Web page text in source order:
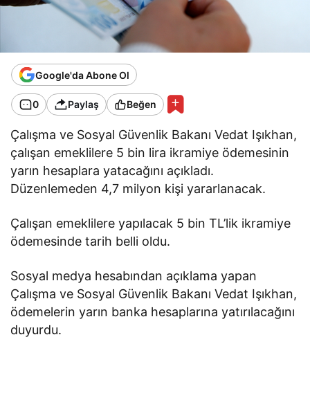
Google'da Abone Ol
0 Paylaş Beğen
Çalışma ve Sosyal Güvenlik Bakanı Vedat Işıkhan,
çalışan emeklilere 5 bin lira ikramiye ödemesinin
yarın hesaplara yatacağını açıkladı.
Düzenlemeden 4,7 milyon kişi yararlanacak.
Çalışan emeklilere yapılacak 5 bin TL’lik ikramiye
ödemesinde tarih belli oldu.
Sosyal medya hesabından açıklama yapan
Çalışma ve Sosyal Güvenlik Bakanı Vedat Işıkhan,
ödemelerin yarın banka hesaplarına yatırılacağını
duyurdu.